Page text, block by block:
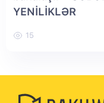
YENİLİKLƏR
15